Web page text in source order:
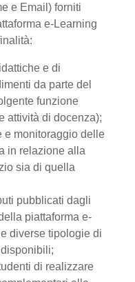
e Email) forniti
e-Learning
e di
da parte del
funzione
attività di docenza);
e monitoraggio delle
in relazione alla
sia di quella
pubblicati dagli
piattaforma e-
diverse tipologie di
di realizzare